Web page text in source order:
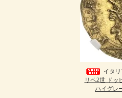
イタ
リペ2世 ドッ
ハイグレ